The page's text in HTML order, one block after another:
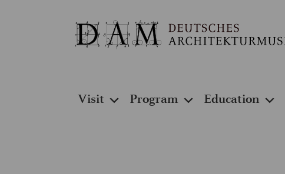
Visit Program Education